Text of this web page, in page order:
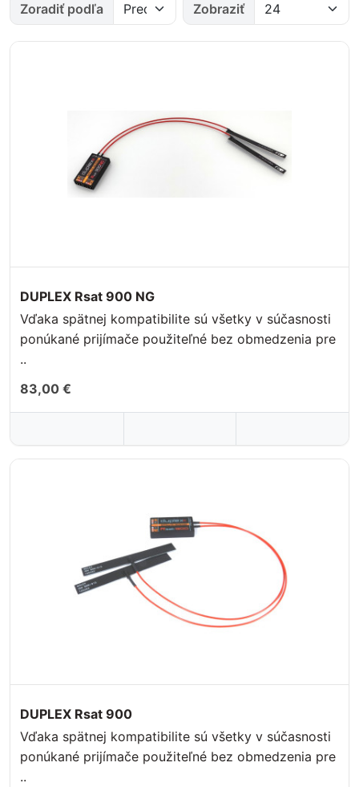
Zoradiť podľa Zobraziť
DUPLEX Rsat 900 NG
Vďaka spätnej kompatibilite sú všetky v súčasnosti
ponúkané prijímače použiteľné bez obmedzenia pre
..
83,00 €
DUPLEX Rsat 900
Vďaka spätnej kompatibilite sú všetky v súčasnosti
ponúkané prijímače použiteľné bez obmedzenia pre
..